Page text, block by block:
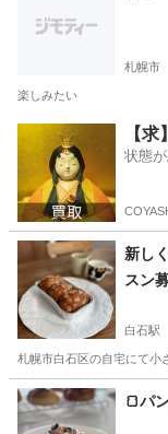
札幌市
楽しみたい
そ
【
状態
新し
スン
白石駅
札幌市白石区の自宅にて小
北海道 札幌市 白
🍞パ